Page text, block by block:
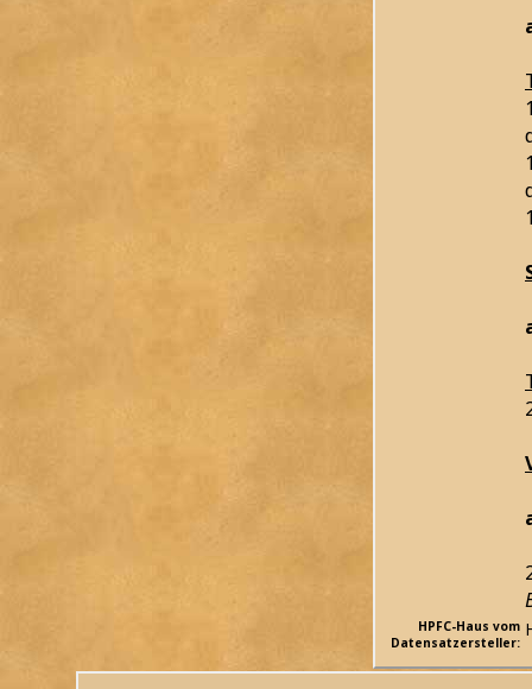
HPFC-Haus vom
Datensatzersteller: